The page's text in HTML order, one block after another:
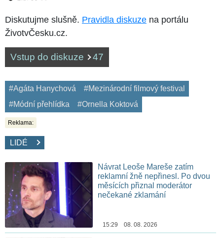
Diskutujme slušně. Pravidla diskuze na portálu
ŽivotvČesku.cz.
Vstup do diskuze 47
#Agáta Hanychová
#Mezinárodní filmový festival
#Módní přehlídka
#Ornella Koktová
Reklama:
LIDÉ
Návrat Leoše Mareše zatím
reklamní žně nepřinesl. Po dvou
měsících přiznal moderátor
nečekané zklamání
15:29 08. 08. 2026